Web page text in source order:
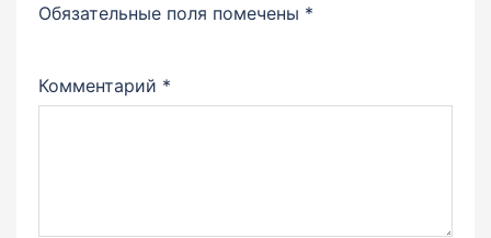
Обязательные поля помечены *
Комментарий *